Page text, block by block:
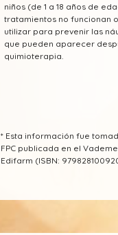
niños (de 1 a 18 años de
tratamientos no funcionan
utilizar para prevenir las
que pueden aparecer
quimioterapia.
* Esta información fue
FPC publicada en el
Edifarm (ISBN: